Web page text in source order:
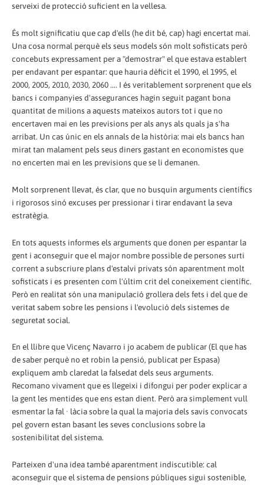
serveixi de protecció suficient en la vellesa.
És molt significatiu que cap d'ells (he dit bé, cap) hagi encertat mai.
Una cosa normal perquè els seus models són molt sofisticats però
concebuts expressament per a "demostrar" el que estava establert
per endavant per espantar: que hauria dèficit el 1990, el 1995, el
2000, 2005, 2010, 2030, 2060 .... I és veritablement sorprenent que els
bancs i companyies d'assegurances hagin seguit pagant bona
quantitat de milions a aquests mateixos autors tot i que no
encertaven mai en les previsions per als anys als quals ja s'ha
arribat. Un cas únic en els annals de la història: mai els bancs han
mirat tan malament pels seus diners gastant en economistes que
no encerten mai en les previsions que se li demanen.
Molt sorprenent llevat, és clar, que no busquin arguments científics
i rigorosos sinó excuses per pressionar i tirar endavant la seva
estratègia.
En tots aquests informes els arguments que donen per espantar la
gent i aconseguir que el major nombre possible de persones surti
corrent a subscriure plans d'estalvi privats són aparentment molt
sofisticats i es presenten com l'últim crit del coneixement científic.
Però en realitat són una manipulació grollera dels fets i del que de
veritat sabem sobre les pensions i l'evolució dels sistemes de
seguretat social.
En el llibre que Vicenç Navarro i jo acabem de publicar (El que has
de saber perquè no et robin la pensió, publicat per Espasa)
expliquem amb claredat la falsedat dels seus arguments.
Recomano vivament que es llegeixi i difongui per poder explicar a
la gent les mentides que ens estan dient. Però ara simplement vull
esmentar la fal · làcia sobre la qual la majoria dels savis convocats
pel govern estan basant les seves conclusions sobre la
sostenibilitat del sistema.
Parteixen d'una idea també aparentment indiscutible: cal
aconseguir que el sistema de pensions públiques sigui sostenible,